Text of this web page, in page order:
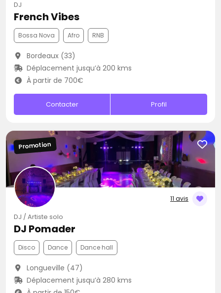
DJ
French Vibes
Bossa Nova Afro RNB
Bordeaux (33)
Déplacement jusqu’à 200 kms
À partir de 700€
Contacter Profil
11 avis
Promotion
DJ / Artiste solo
DJ Pomader
Disco Dance Dance hall
Longueville (47)
Déplacement jusqu’à 280 kms